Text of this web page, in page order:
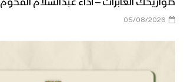
صواريخك العابرات – أداء عبدالسلام القحوم 1448هـ
05/08/2026